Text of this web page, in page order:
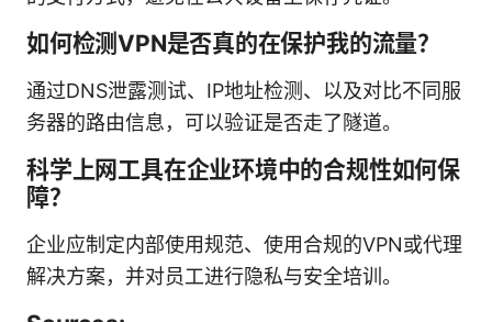
如何检测VPN是否真的在保护我的流量？
通过DNS泄露测试、IP地址检测、以及对比不同服
务器的路由信息，可以验证是否走了隧道。
科学上网工具在企业环境中的合规性如何保
障？
企业应制定内部使用规范、使用合规的VPN或代理
解决方案，并对员工进行隐私与安全培训。